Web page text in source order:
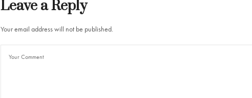
Leave a Reply
Your email address will not be published.